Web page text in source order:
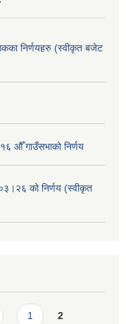
निर्णयहरु (स्वीकृत बजेट
औँ गाउँसभाको निर्णय
को निर्णय (स्वीकृत
1 2